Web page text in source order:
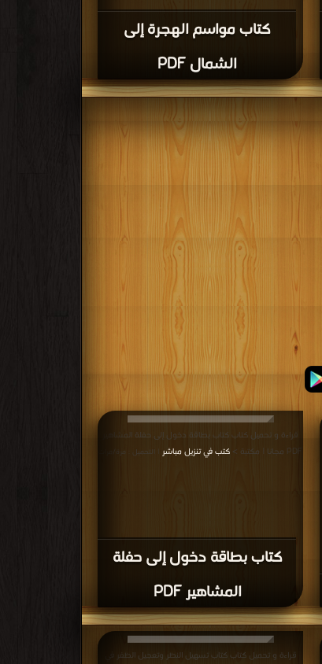
كتاب مواسم الهجرة إلى
الشمال PDF
كتاب بطاقة دخول إلى حفلة
المشاهير PDF
قراءة و تحميل كتاب كتاب بطاقة دخول إلى حفلة المشاهير
PDF مجانا | مكتبة >
كتب في تنزيل مباشر| التحميل : مرة/مرات
قراءة و تحميل كتاب كتاب تسهيل النظر وتعجيل الظفر في